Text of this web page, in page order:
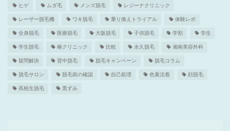
ヒゲ ムダ毛 メンズ脱毛 レジーナクリニック
レーザー脱毛機 ワキ脱毛 乗り換えトライアル 体験レポ
全身脱毛 医療脱毛 大阪脱毛 子供脱毛 学割 学生
学生脱毛 椿クリニック 比較 永久脱毛 湘南美容外科
疑問解決 背中脱毛 脱毛キャンペーン 脱毛コラム
脱毛サロン 脱毛前の確認 自己処理 色素沈着 顔脱毛
高校生脱毛 黒ずみ